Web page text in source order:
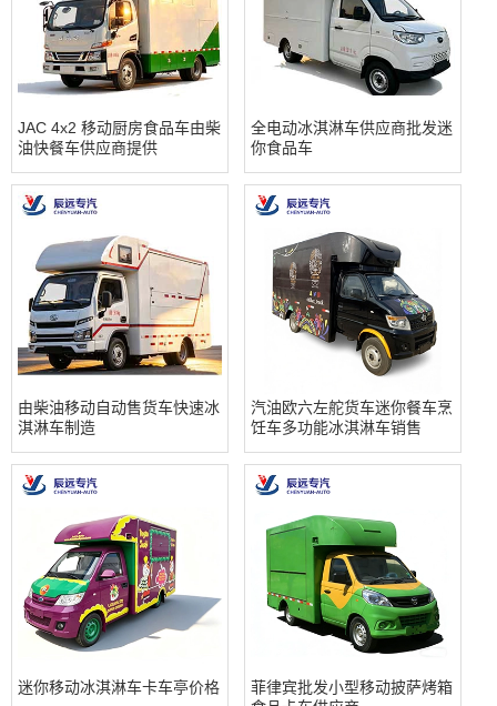
JAC 4x2 移动厨房食品车由柴
油快餐车供应商提供
全电动冰淇淋车供应商批发迷
你食品车
由柴油移动自动售货车快速冰
淇淋车制造
汽油欧六左舵货车迷你餐车烹
饪车多功能冰淇淋车销售
迷你移动冰淇淋车卡车亭价格
菲律宾批发小型移动披萨烤箱